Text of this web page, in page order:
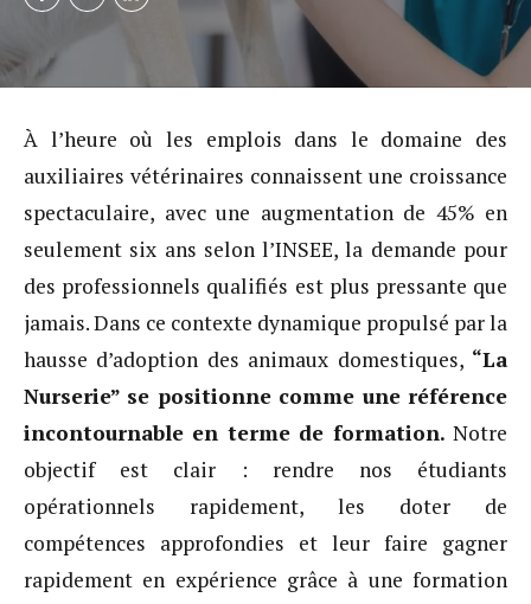
À l’heure où les emplois dans le domaine des
auxiliaires vétérinaires connaissent une croissance
spectaculaire, avec une augmentation de 45% en
seulement six ans selon l’INSEE, la demande pour
des professionnels qualifiés est plus pressante que
jamais. Dans ce contexte dynamique propulsé par la
hausse d’adoption des animaux domestiques, “La
Nurserie” se positionne comme une référence
incontournable en terme de formation. Notre
objectif est clair : rendre nos étudiants
opérationnels rapidement, les doter de
compétences approfondies et leur faire gagner
rapidement en expérience grâce à une formation